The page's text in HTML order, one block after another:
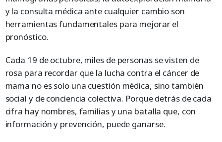
y la consulta médica ante cualquier cambio son
herramientas fundamentales para mejorar el
pronóstico.
Cada 19 de octubre, miles de personas se visten de
rosa para recordar que la lucha contra el cáncer de
mama no es solo una cuestión médica, sino también
social y de conciencia colectiva. Porque detrás de cada
cifra hay nombres, familias y una batalla que, con
información y prevención, puede ganarse.